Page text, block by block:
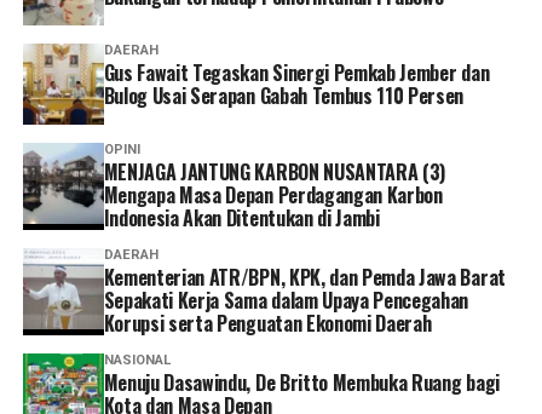
DAERAH
Gus Fawait Tegaskan Sinergi Pemkab Jember dan
Bulog Usai Serapan Gabah Tembus 110 Persen
OPINI
MENJAGA JANTUNG KARBON NUSANTARA (3)
Mengapa Masa Depan Perdagangan Karbon
Indonesia Akan Ditentukan di Jambi
DAERAH
Kementerian ATR/BPN, KPK, dan Pemda Jawa Barat
Sepakati Kerja Sama dalam Upaya Pencegahan
Korupsi serta Penguatan Ekonomi Daerah
NASIONAL
Menuju Dasawindu, De Britto Membuka Ruang bagi
Kota dan Masa Depan